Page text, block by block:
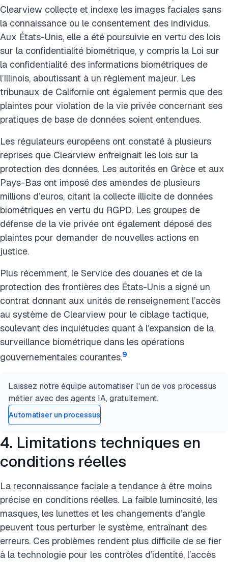
Clearview collecte et indexe les images faciales sans
la connaissance ou le consentement des individus.
Aux États-Unis, elle a été poursuivie en vertu des lois
sur la confidentialité biométrique, y compris la Loi sur
la confidentialité des informations biométriques de
l’Illinois, aboutissant à un règlement majeur. Les
tribunaux de Californie ont également permis que des
plaintes pour violation de la vie privée concernant ses
pratiques de base de données soient entendues.
Les régulateurs européens ont constaté à plusieurs
reprises que Clearview enfreignait les lois sur la
protection des données. Les autorités en Grèce et aux
Pays-Bas ont imposé des amendes de plusieurs
millions d’euros, citant la collecte illicite de données
biométriques en vertu du RGPD. Les groupes de
défense de la vie privée ont également déposé des
plaintes pour demander de nouvelles actions en
justice.
Plus récemment, le Service des douanes et de la
protection des frontières des États-Unis a signé un
contrat donnant aux unités de renseignement l’accès
au système de Clearview pour le ciblage tactique,
soulevant des inquiétudes quant à l’expansion de la
surveillance biométrique dans les opérations
gouvernementales courantes.9
Laissez notre équipe automatiser l'un de vos processus
métier avec des agents IA, gratuitement.
Automatiser un processus
4. Limitations techniques en
conditions réelles
La reconnaissance faciale a tendance à être moins
précise en conditions réelles. La faible luminosité, les
masques, les lunettes et les changements d’angle
peuvent tous perturber le système, entraînant des
erreurs. Ces problèmes rendent plus difficile de se fier
à la technologie pour les contrôles d’identité, l’accès